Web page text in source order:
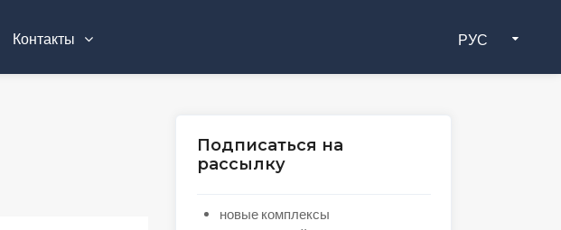
Контакты РУС
Подписаться на
рассылку
новые комплексы